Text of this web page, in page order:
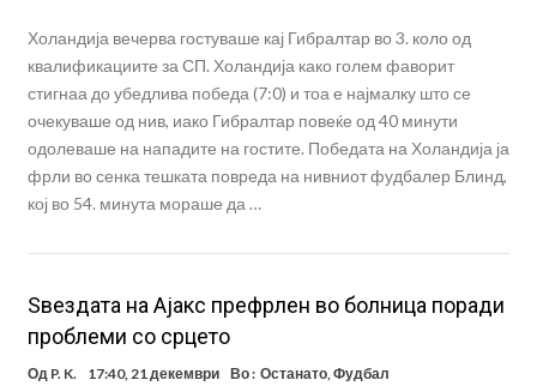
Холандија вечерва гостуваше кај Гибралтар во 3. коло од
квалификациите за СП. Холандија како голем фаворит
стигнаа до убедлива победа (7:0) и тоа е најмалку што се
очекуваше од нив, иако Гибралтар повеќе од 40 минути
одолеваше на нападите на гостите. Победата на Холандија ја
фрли во сенка тешката повреда на нивниот фудбалер Блинд,
кој во 54. минута мораше да …
Ѕвездата на Ајакс префрлен во болница поради
проблеми со срцето
Од P. K. 17:40, 21 декември Во : Останато,Фудбал